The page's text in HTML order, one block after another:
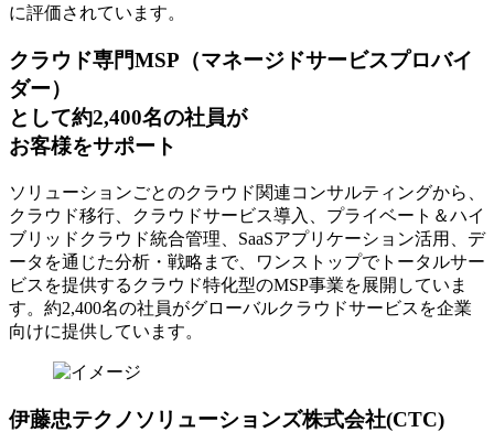
に評価されています。
クラウド専門MSP （マネージドサービスプロバイ
ダー）
として約2,400名の社員が
お客様をサポート
ソリューションごとのクラウド関連コンサルティングから、
クラウド移行、クラウドサービス導入、プライベート＆ハイ
ブリッドクラウド統合管理、SaaSアプリケーション活用、デ
ータを通じた分析・戦略まで、ワンストップでトータルサー
ビスを提供するクラウド特化型のMSP事業を展開していま
す。約2,400名の社員がグローバルクラウドサービスを企業
向けに提供しています。
伊藤忠テクノソリューションズ株式会社(CTC)